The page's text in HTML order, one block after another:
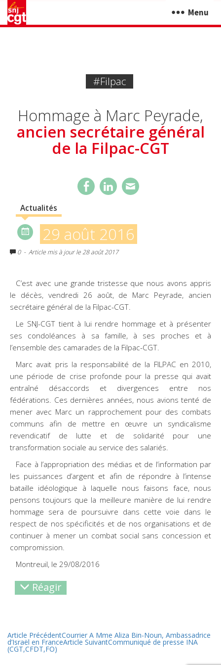
Menu
#Filpac
Hommage à Marc Peyrade,
ancien secrétaire général
de la Filpac-CGT
Actualités
29 août 2016
0 - Article mis à jour le 28 août 2017
C’est avec une grande tristesse que nous avons appris
le décès, vendredi 26 août, de Marc Peyrade, ancien
secrétaire général de la Filpac-CGT.
Le SNJ-CGT tient à lui rendre hommage et à présenter
ses condoléances à sa famille, à ses proches et à
l’ensemble des camarades de la Filpac-CGT.
Marc avait pris la responsabilité de la FILPAC en 2010,
une période de crise profonde pour la presse qui avait
entraîné désaccords et divergences entre nos
fédérations. Ces dernières années, nous avions tenté de
mener avec Marc un rapprochement pour des combats
communs afin de mettre en œuvre un syndicalisme
revendicatif de lutte et de solidarité pour une
transformation sociale au service des salariés.
Face à l’appropriation des médias et de l’information par
les puissances d’argent et afin de répondre à l’intense
bataille idéologique à laquelle nous faisons face, nous
pensons toujours que la meilleure manière de lui rendre
hommage sera de poursuivre dans cette voie dans le
respect de nos spécificités et de nos organisations et de
continuer à mener un combat social sans concession et
compromission.
Montreuil, le 29/08/2016
Réagir
Article PrécédentCourrier A Mme Aliza Bin-Noun, Ambassadrice
d’Israël en FranceArticle SuivantCommuniqué de presse INA
(CGT,CFDT,FO)